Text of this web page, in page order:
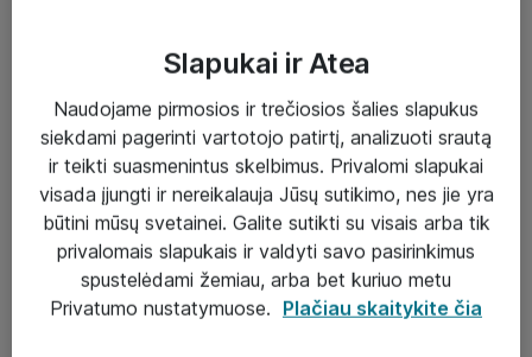
Paslaugos
Sprendimai
Įgyvendinti projektai
Atea ekspertų patarimai verslui
Slapukai ir Atea
Naudojame pirmosios ir trečiosios šalies slapukus
siekdami pagerinti vartotojo patirtį, analizuoti srautą
ir teikti suasmenintus skelbimus. Privalomi slapukai
visada įjungti ir nereikalauja Jūsų sutikimo, nes jie yra
būtini mūsų svetainei. Galite sutikti su visais arba tik
privalomais slapukais ir valdyti savo pasirinkimus
spustelėdami žemiau, arba bet kuriuo metu
Privatumo nustatymuose. Plačiau skaitykite čia